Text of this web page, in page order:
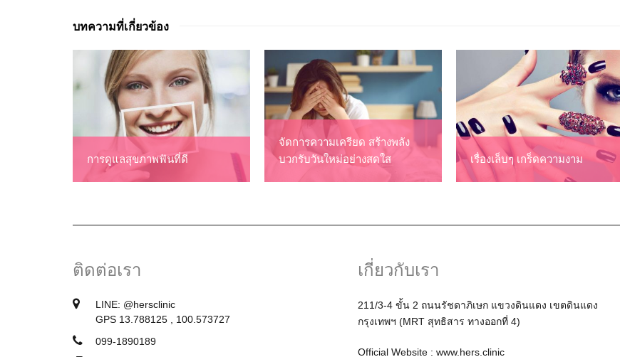
บทความที่เกี่ยวข้อง
การดูแลสุขภาพฟันที่ดี
จัดการความเครียด สร้างพลัง
บวกรับวันใหม่อย่างสดใส
เรื่องเล็บๆ เกร็ดความงาม
ติดต่อเรา
LINE: @hersclinic
GPS 13.788125 , 100.573727
099-1890189
เกี่ยวกับเรา
211/3-4 ขั้น 2 ถนนรัชดาภิเษก แขวงดินแดง เขตดินแดง
กรุงเทพฯ (MRT สุทธิสาร ทางออกที่ 4)
Official Website : www.hers.clinic